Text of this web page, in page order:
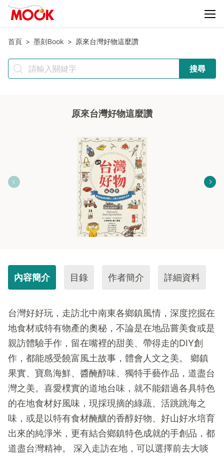
首頁 墨刻Book 原來台灣好物這麼讚
搜尋
原來台灣好物這麼讚
內容簡介 目錄 作者簡介 詳細資料
台灣好好玩，走訪北中南東各鄉鎮風情，深度挖掘在
地食材或特有物產的奧秘，不論是在地品嘗美食或是
親訪體驗手作，留在嘴裡的甜美、帶得走的DIY創
作，都能感受饒富風土故事，體會人文之美。 鄉鎮
果實、寶島海鮮、醬醃醇味、獨特手藝作品，道盡台
灣之美。喜愛樸實的道地台味，就不能錯過各具特色
的在地食材好風味，現採現摘的綠蔬、活跳跳海之
味，或是以特有食材醃釀的香醇好物、好山好水培育
出來的純淨米，更有結合鄉鎮特色成就的手創品，都
道盡台灣精神。 深入走訪在地，可以選擇前去大啖